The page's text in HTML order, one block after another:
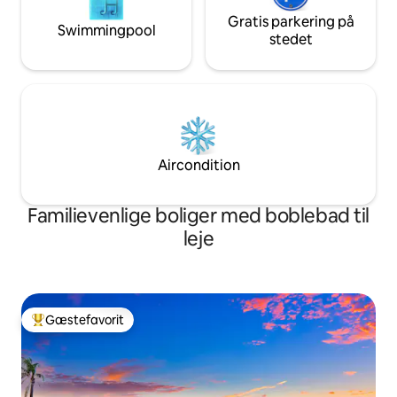
Swimmingpool
Gratis parkering på
stedet
Aircondition
Familievenlige boliger med boblebad til
leje
Bedste gæstefavorit
Gæstefavorit